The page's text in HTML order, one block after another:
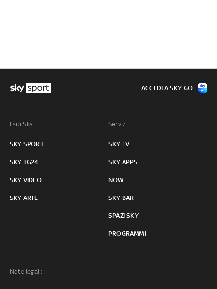
I siti Sky:
SKY SPORT
SKY TG24
SKY VIDEO
SKY ARTE
Servizi:
SKY TV
SKY APPS
NOW
SKY BAR
SPAZI SKY
PROGRAMMI
Note legali:
ACCEDI A SKY GO